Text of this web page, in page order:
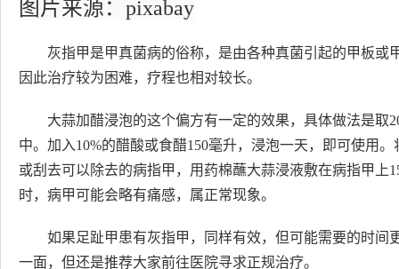
图片来源：pixabay
灰指甲是甲真菌病的俗称，是由各种真菌引起的甲板
因此治疗较为困难，疗程也相对较长。
大蒜加醋浸泡的这个偏方有一定的效果，具体做法是
中。加入10%的醋酸或食醋150毫升，浸泡一天，即可使用
或刮去可以除去的病指甲，用药棉蘸大蒜浸液敷在病指甲上
时，病甲可能会略有痛感，属正常现象。
如果足趾甲患有灰指甲，同样有效，但可能需要的时
一面，但还是推荐大家前往医院寻求正规治疗。